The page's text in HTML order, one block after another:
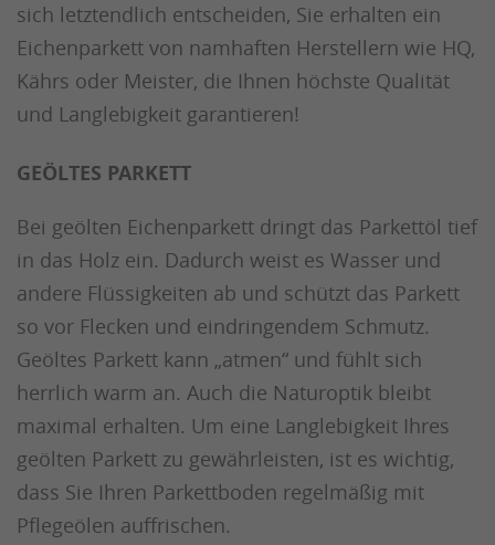
sich letztendlich entscheiden, Sie erhalten ein
Eichenparkett von namhaften Herstellern wie HQ,
Kährs oder Meister, die Ihnen höchste Qualität
und Langlebigkeit garantieren!
GEÖLTES PARKETT
Bei geölten Eichenparkett dringt das Parkettöl tief
in das Holz ein. Dadurch weist es Wasser und
andere Flüssigkeiten ab und schützt das Parkett
so vor Flecken und eindringendem Schmutz.
Geöltes Parkett kann „atmen“ und fühlt sich
herrlich warm an. Auch die Naturoptik bleibt
maximal erhalten. Um eine Langlebigkeit Ihres
geölten Parkett zu gewährleisten, ist es wichtig,
dass Sie Ihren Parkettboden regelmäßig mit
Pflegeölen auffrischen.